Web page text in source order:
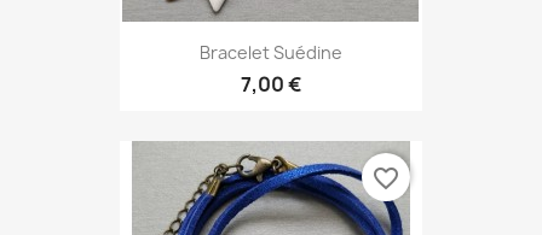
Bracelet Suédine
7,00 €
favorite_border